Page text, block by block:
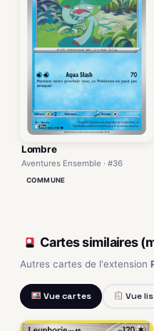
Lombre
Aventures Ensemble · #36
COMMUNE
Cartes similaires
Autres cartes de l'extension
Vue cartes Vue